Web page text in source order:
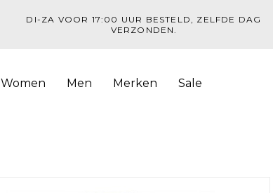
DI-ZA VOOR 17:00 UUR BESTELD, ZELFDE DAG
VERZONDEN.
Women Men Merken Sale